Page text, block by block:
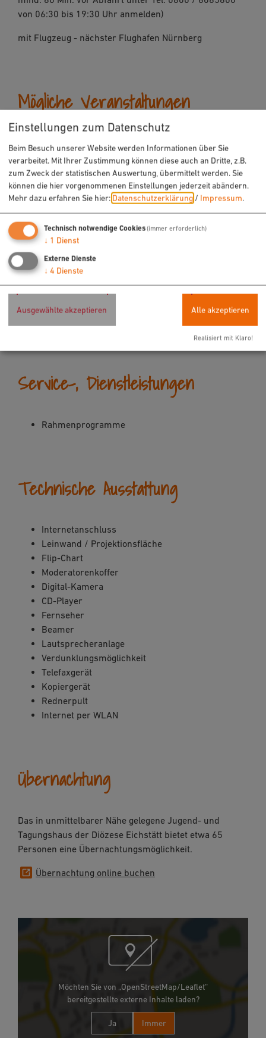
von 06:30 bis 19:30 Uhr anmelden)
mit Flugzeug - nächster Flughafen Nürnberg
Mögliche Veranstaltungen
Seminar / Tagung
Pressekonferenzen
Vorführungen
Ausstellungen
Feierlichkeiten
Gastronomie
Das Catering ist frei wählbar und kann auch von extern
Service-, Dienstleistungen
Rahmenprogramme
Technische Ausstattung
Internetanschluss
Leinwand / Projektionsfläche
Flip-Chart
Moderatorenkoffer
Digital-Kamera
CD-Player
Fernseher
Beamer
Lautsprecheranlage
Verdunklungsmöglichkeit
Telefaxgerät
Kopiergerät
Rednerpult
Internet per WLAN
Übernachtung
Das in unmittelbarer Nähe gelegene Jugend- und
Tagungshaus der Diözese Eichstätt bietet etwa 65
Personen eine Übernachtungsmöglichkeit.
Übernachtung online buchen
Möchten Sie von „OpenStreetMap/Leaflet“
bereitgestellte externe Inhalte laden?
Ja Immer
Einstellungen zum Datenschutz
Beim Besuch unserer Website werden Informationen über Sie
verarbeitet. Mit Ihrer Zustimmung können diese auch an Dritte, z.B.
zum Zweck der statistischen Auswertung, übermittelt werden. Sie
können die hier vorgenommenen Einstellungen jederzeit abändern.
Mehr dazu erfahren Sie hier:Datenschutzerklärung / Impressum.
Technisch notwendige Cookies(immer erforderlich)
↓ 1 Dienst
Externe Dienste
↓ 4 Dienste
Ausgewählte akzeptieren Alle akzeptieren
Realisiert mit Klaro!